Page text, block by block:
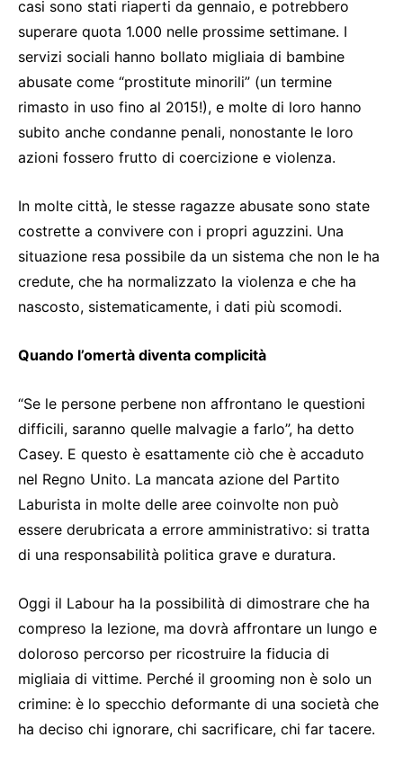
casi sono stati riaperti da gennaio, e potrebbero
superare quota 1.000 nelle prossime settimane. I
servizi sociali hanno bollato migliaia di bambine
abusate come “prostitute minorili” (un termine
rimasto in uso fino al 2015!), e molte di loro hanno
subito anche condanne penali, nonostante le loro
azioni fossero frutto di coercizione e violenza.
In molte città, le stesse ragazze abusate sono state
costrette a convivere con i propri aguzzini. Una
situazione resa possibile da un sistema che non le ha
credute, che ha normalizzato la violenza e che ha
nascosto, sistematicamente, i dati più scomodi.
Quando l’omertà diventa complicità
“Se le persone perbene non affrontano le questioni
difficili, saranno quelle malvagie a farlo”, ha detto
Casey. E questo è esattamente ciò che è accaduto
nel Regno Unito. La mancata azione del Partito
Laburista in molte delle aree coinvolte non può
essere derubricata a errore amministrativo: si tratta
di una responsabilità politica grave e duratura.
Oggi il Labour ha la possibilità di dimostrare che ha
compreso la lezione, ma dovrà affrontare un lungo e
doloroso percorso per ricostruire la fiducia di
migliaia di vittime. Perché il grooming non è solo un
crimine: è lo specchio deformante di una società che
ha deciso chi ignorare, chi sacrificare, chi far tacere.